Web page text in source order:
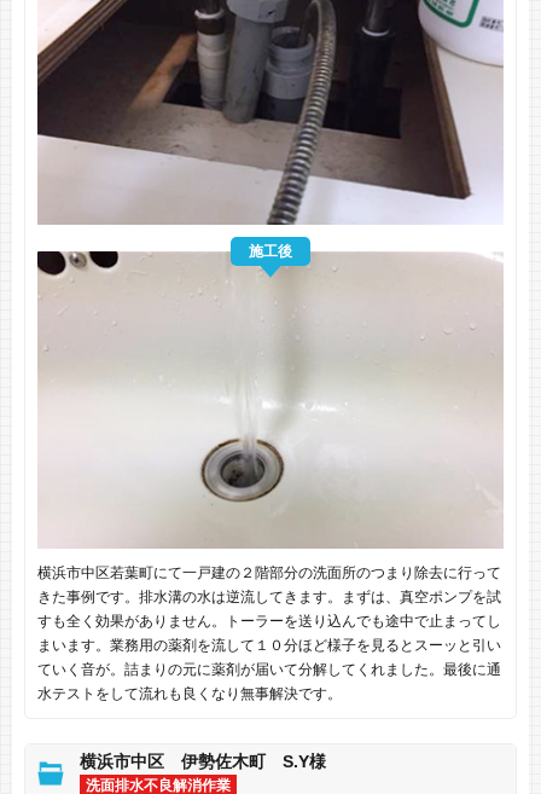
施工後
横浜市中区若葉町にて一戸建の２階部分の洗面所のつまり除去に行って
きた事例です。排水溝の水は逆流してきます。まずは、真空ポンプを試
すも全く効果がありません。トーラーを送り込んでも途中で止まってし
まいます。業務用の薬剤を流して１０分ほど様子を見るとスーッと引い
ていく音が。詰まりの元に薬剤が届いて分解してくれました。最後に通
水テストをして流れも良くなり無事解決です。
横浜市中区 伊勢佐木町 S.Y様
洗面排水不良解消作業